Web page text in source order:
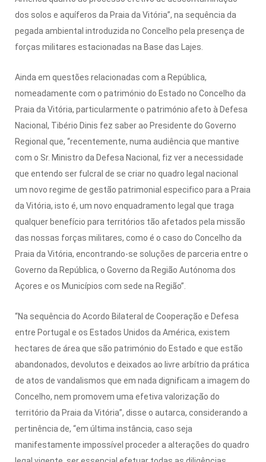
dos solos e aquíferos da Praia da Vitória”, na sequência da
pegada ambiental introduzida no Concelho pela presença de
forças militares estacionadas na Base das Lajes.
Ainda em questões relacionadas com a República,
nomeadamente com o património do Estado no Concelho da
Praia da Vitória, particularmente o património afeto à Defesa
Nacional, Tibério Dinis fez saber ao Presidente do Governo
Regional que, “recentemente, numa audiência que mantive
com o Sr. Ministro da Defesa Nacional, fiz ver a necessidade
que entendo ser fulcral de se criar no quadro legal nacional
um novo regime de gestão patrimonial especifico para a Praia
da Vitória, isto é, um novo enquadramento legal que traga
qualquer benefício para territórios tão afetados pela missão
das nossas forças militares, como é o caso do Concelho da
Praia da Vitória, encontrando-se soluções de parceria entre o
Governo da República, o Governo da Região Autónoma dos
Açores e os Municípios com sede na Região”.
“Na sequência do Acordo Bilateral de Cooperação e Defesa
entre Portugal e os Estados Unidos da América, existem
hectares de área que são património do Estado e que estão
abandonados, devolutos e deixados ao livre arbítrio da prática
de atos de vandalismos que em nada dignificam a imagem do
Concelho, nem promovem uma efetiva valorização do
território da Praia da Vitória”, disse o autarca, considerando a
pertinência de, “em última instância, caso seja
manifestamente impossível proceder a alterações do quadro